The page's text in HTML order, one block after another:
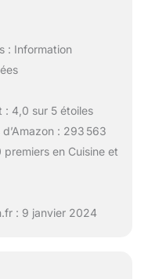
: Information
: 4,0 sur 5 étoiles
: 293 563
premiers en Cuisine et
: 9 janvier 2024